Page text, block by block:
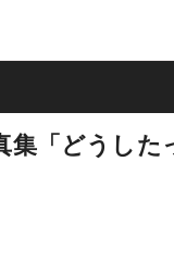
集「どうした